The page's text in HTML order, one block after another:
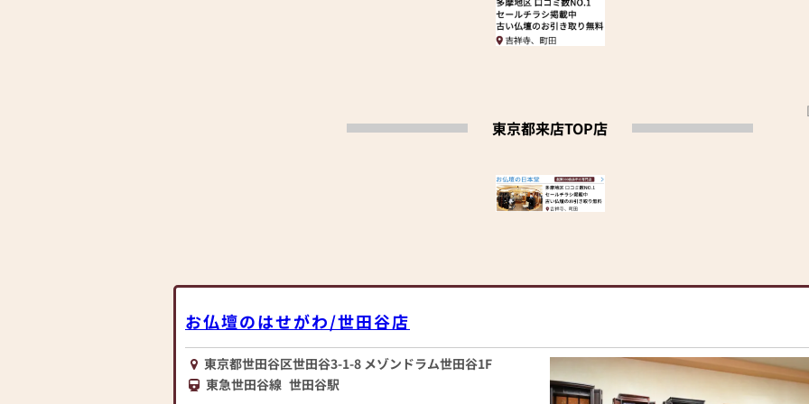
東京都来店TOP店
お仏壇のはせがわ/世田谷店
東京都世田谷区世田谷3-1-8 メゾンドラム世田谷1F
東急世田谷線 世田谷駅